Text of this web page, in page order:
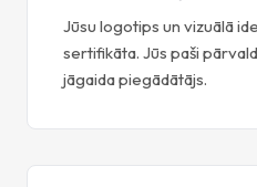
Jūsu logotips un vizuālā
sertifikāta. Jūs paši
jāgaida piegādātājs.